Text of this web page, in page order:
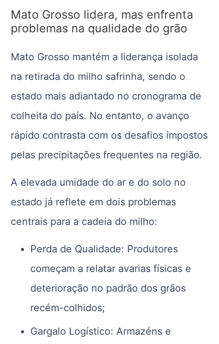
Mato Grosso lidera, mas enfrenta
problemas na qualidade do grão
Mato Grosso mantém a liderança isolada
na retirada do milho safrinha, sendo o
estado mais adiantado no cronograma de
colheita do país. No entanto, o avanço
rápido contrasta com os desafios impostos
pelas precipitações frequentes na região.
A elevada umidade do ar e do solo no
estado já reflete em dois problemas
centrais para a cadeia do milho:
Perda de Qualidade: Produtores
começam a relatar avarias físicas e
deterioração no padrão dos grãos
recém-colhidos;
Gargalo Logístico: Armazéns e